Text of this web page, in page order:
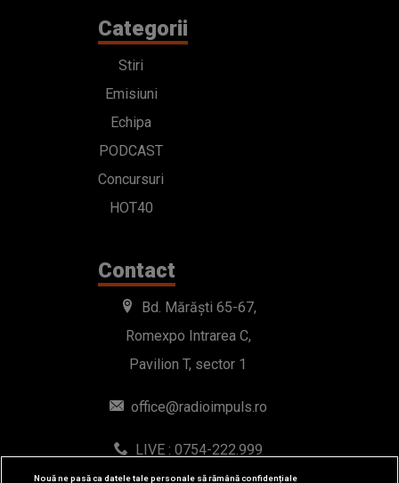
Categorii
Stiri
Emisiuni
Echipa
PODCAST
Concursuri
HOT40
Contact
Bd. Mărăști 65-67,
Romexpo Intrarea C,
Pavilion T, sector 1
office@radioimpuls.ro
LIVE : 0754-222.999
WhatsApp: 0754-222.999
Nouă ne pasă ca datele tale personale să rămână confidențiale